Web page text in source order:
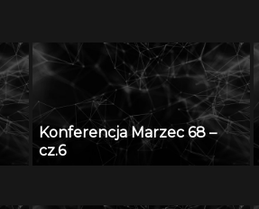
Konferencja Marzec 68 –
cz.6